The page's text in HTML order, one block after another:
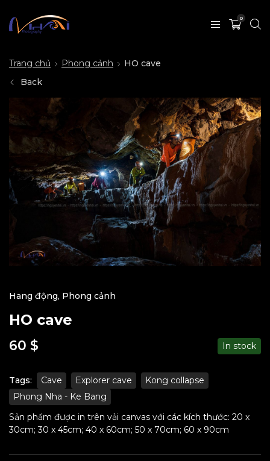
0
Trang chủ Phong cảnh
HO cave
Back
Hang động, Phong cảnh
HO cave
60 $ In stock
Tags: Cave Explorer cave
Kong collapse
Phong Nha - Ke Bang
Sản phẩm được in trên vải canvas với các kích thước: 20 x
30cm; 30 x 45cm; 40 x 60cm; 50 x 70cm; 60 x 90cm